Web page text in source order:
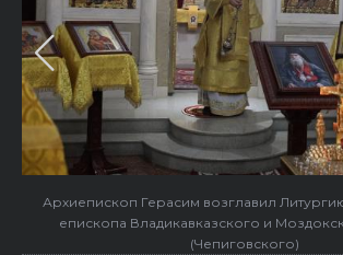
Архиепископ Герасим возглавил
епископа Владикавказского и
(Чепиговского)